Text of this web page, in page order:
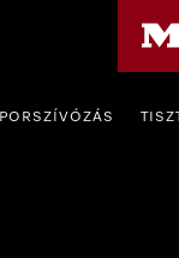
PORSZÍVÓZÁS